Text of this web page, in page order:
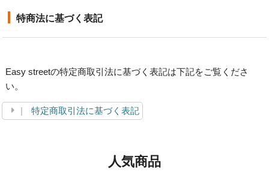
特商法に基づく表記
Easy streetの特定商取引法に基づく表記は下記をご覧くださ
い。
特定商取引法に基づく表記
人気商品